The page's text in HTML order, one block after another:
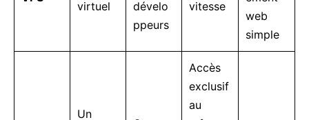
virtuel
dévelo
ppeurs
vitesse
web
simple
Un
Accès
exclusif
au